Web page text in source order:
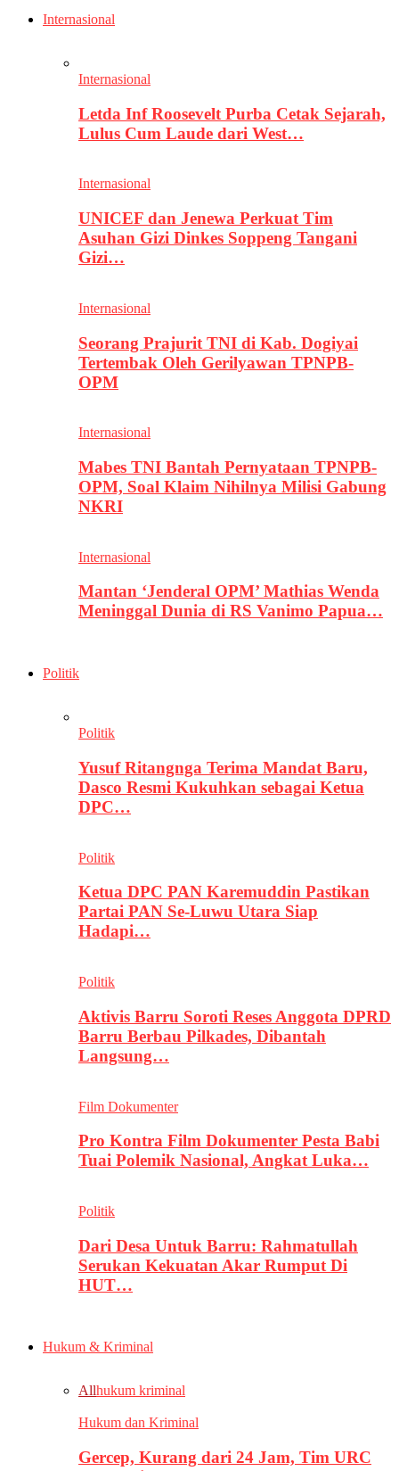
Internasional
Internasional
Letda Inf Roosevelt Purba Cetak Sejarah,
Lulus Cum Laude dari West…
Internasional
UNICEF dan Jenewa Perkuat Tim
Asuhan Gizi Dinkes Soppeng Tangani
Gizi…
Internasional
Seorang Prajurit TNI di Kab. Dogiyai
Tertembak Oleh Gerilyawan TPNPB-
OPM
Internasional
Mabes TNI Bantah Pernyataan TPNPB-
OPM, Soal Klaim Nihilnya Milisi Gabung
NKRI
Internasional
Mantan ‘Jenderal OPM’ Mathias Wenda
Meninggal Dunia di RS Vanimo Papua…
Politik
Politik
Yusuf Ritangnga Terima Mandat Baru,
Dasco Resmi Kukuhkan sebagai Ketua
DPC…
Politik
Ketua DPC PAN Karemuddin Pastikan
Partai PAN Se-Luwu Utara Siap
Hadapi…
Politik
Aktivis Barru Soroti Reses Anggota DPRD
Barru Berbau Pilkades, Dibantah
Langsung…
Film Dokumenter
Pro Kontra Film Dokumenter Pesta Babi
Tuai Polemik Nasional, Angkat Luka…
Politik
Dari Desa Untuk Barru: Rahmatullah
Serukan Kekuatan Akar Rumput Di
HUT…
Hukum & Kriminal
Allhukum kriminal
Hukum dan Kriminal
Gercep, Kurang dari 24 Jam, Tim URC